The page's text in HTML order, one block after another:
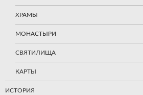
ХРАМЫ
МОНАСТЫРИ
СВЯТИЛИЩА
КАРТЫ
ИСТОРИЯ